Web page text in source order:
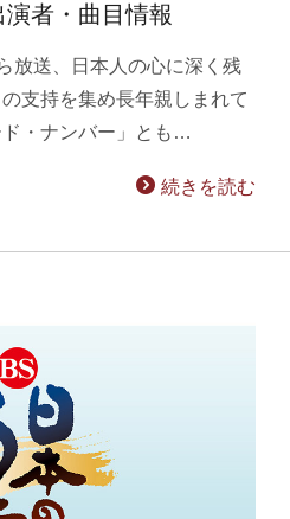
者・曲目情報
放送、日本人の心に深く残
支持を集め長年親しまれて
・ナンバー」とも…
続きを読む